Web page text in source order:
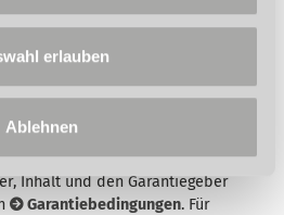
erlauben
Ablehnen
und/oder in der
gesetzlichen
Verkäufer gegenüber hiervon
Inhalt und den Garantiegeber
Garantiebedingungen. Für